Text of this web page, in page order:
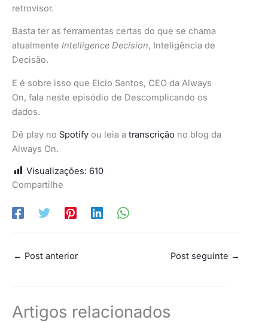
retrovisor.
Basta ter as ferramentas certas do que se chama
atualmente Intelligence Decision, Inteligência de
Decisão.
E é sobre isso que Elcio Santos, CEO da Always
On, fala neste episódio de Descomplicando os
dados.
Dê play no Spotify ou leia a transcrição no blog da
Always On.
Visualizações: 610
Compartilhe
← Post anterior Post seguinte →
Artigos relacionados